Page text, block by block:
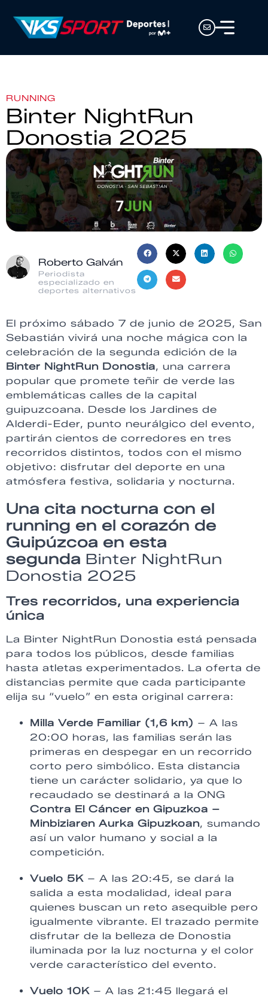
RUNNING
Binter NightRun
Donostia 2025
Roberto Galván
Periodista
especializado en
deportes alternativos
El próximo sábado 7 de junio de 2025, San
Sebastián vivirá una noche mágica con la
celebración de la segunda edición de la
Binter NightRun Donostia, una carrera
popular que promete teñir de verde las
emblemáticas calles de la capital
guipuzcoana. Desde los Jardines de
Alderdi-Eder, punto neurálgico del evento,
partirán cientos de corredores en tres
recorridos distintos, todos con el mismo
objetivo: disfrutar del deporte en una
atmósfera festiva, solidaria y nocturna.
Una cita nocturna con el
running en el corazón de
Guipúzcoa en esta
segunda Binter NightRun
Donostia 2025
Tres recorridos, una experiencia
única
La Binter NightRun Donostia está pensada
para todos los públicos, desde familias
hasta atletas experimentados. La oferta de
distancias permite que cada participante
elija su “vuelo” en esta original carrera:
Milla Verde Familiar (1,6 km) – A las
20:00 horas, las familias serán las
primeras en despegar en un recorrido
corto pero simbólico. Esta distancia
tiene un carácter solidario, ya que lo
recaudado se destinará a la ONG
Contra El Cáncer en Gipuzkoa –
Minbiziaren Aurka Gipuzkoan, sumando
así un valor humano y social a la
competición.
Vuelo 5K – A las 20:45, se dará la
salida a esta modalidad, ideal para
quienes buscan un reto asequible pero
igualmente vibrante. El trazado permite
disfrutar de la belleza de Donostia
iluminada por la luz nocturna y el color
verde característico del evento.
Vuelo 10K – A las 21:45 llegará el